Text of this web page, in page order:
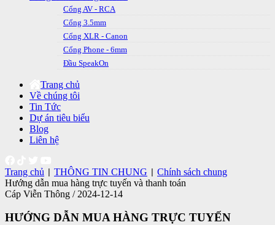
Cổng AV - RCA
Cổng 3.5mm
Cổng XLR - Canon
Cổng Phone - 6mm
Đầu SpeakOn
Trang chủ
Về chúng tôi
Tin Tức
Dự án tiêu biểu
Blog
Liên hệ
Trang chủ THÔNG TIN CHUNG
Chính sách chung
Hướng dẫn mua hàng trực tuyến và thanh toán
Cáp Viễn Thông / 2024-12-14
HƯỚNG DẪN MUA HÀNG TRỰC TUYẾN